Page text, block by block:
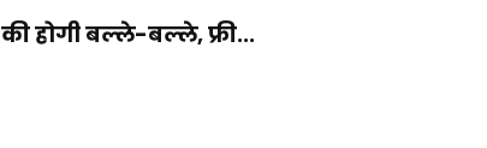
होगी बल्ले-बल्ले, फ्री...